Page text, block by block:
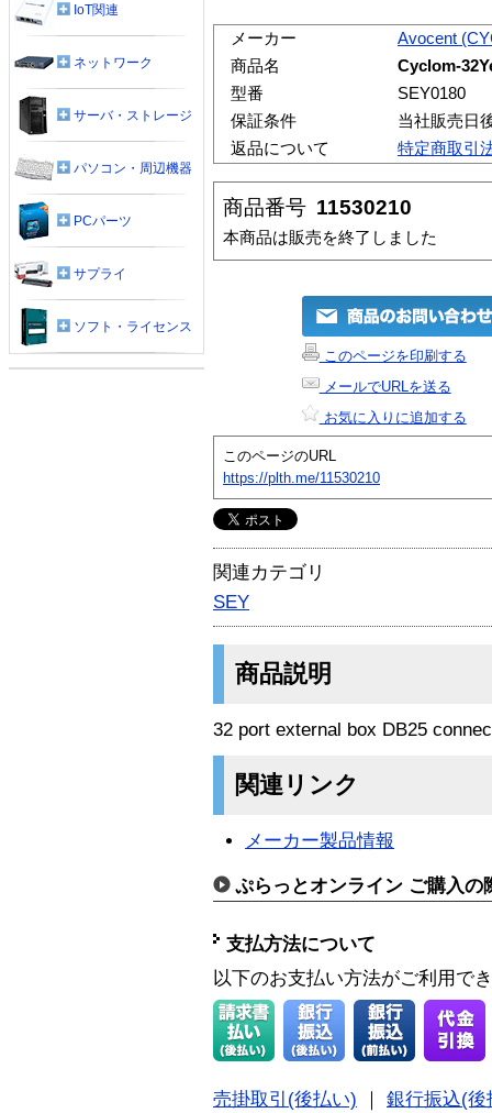
メーカー
Avocent
商品名
Cyclom-
型番
SEY0180
保証条件
当社販売日
返品について
特定商取引
商品番号 11530210
本商品は販売を終了しました
このページを印刷する
メールでURLを送る
お気に入りに追加する
このページのURL
https://plth.me/11530210
関連カテゴリ
SEY
商品説明
32 port external box DB25
関連リンク
メーカー製品情報
ぷらっとオンライン ご購入の
支払方法について
以下のお支払い方法がご利用で
売掛取引(後払い)
銀行振込(後
IoT関連
ネットワーク
サーバ・ストレージ
パソコン・周辺機器
PCパーツ
サプライ
ソフト・ライセンス